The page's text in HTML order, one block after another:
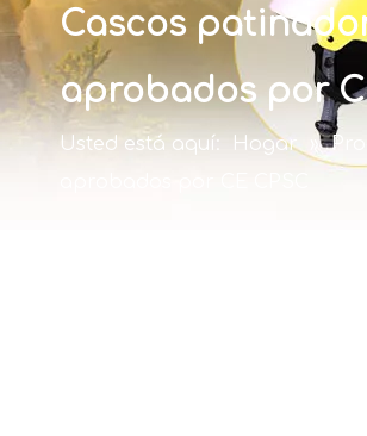
Cascos
aprobados por
Usted está aquí: Hogar »